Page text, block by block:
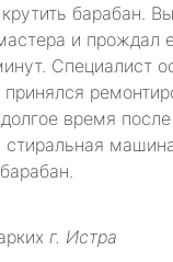
барабан.
и прождал
Специалист
время после
стиральная
г. Истра